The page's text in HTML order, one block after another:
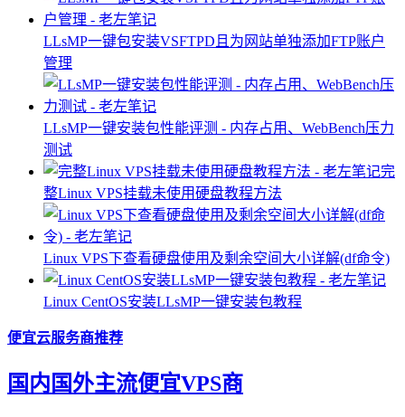
LLsMP一键包安装VSFTPD且为网站单独添加FTP账户
管理
LLsMP一键安装包性能评测 - 内存占用、WebBench压力
测试
完
整Linux VPS挂载未使用硬盘教程方法
Linux VPS下查看硬盘使用及剩余空间大小详解(df命令)
Linux CentOS安装LLsMP一键安装包教程
便宜云服务商推荐
国内国外主流便宜VPS商